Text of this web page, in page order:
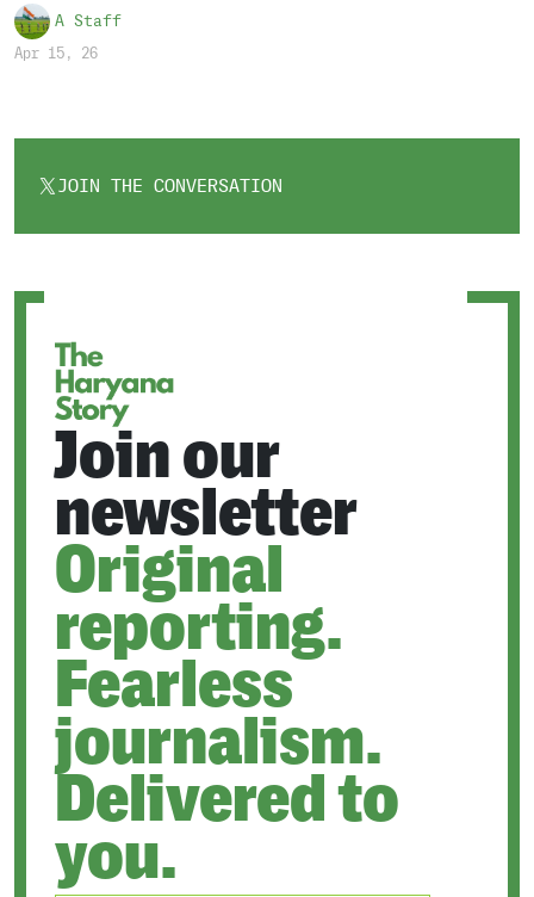
A Staff
Apr 15, 26
JOIN THE CONVERSATION
OPENS
Join our
newsletter
Original
reporting.
Fearless
journalism.
Delivered to
you.